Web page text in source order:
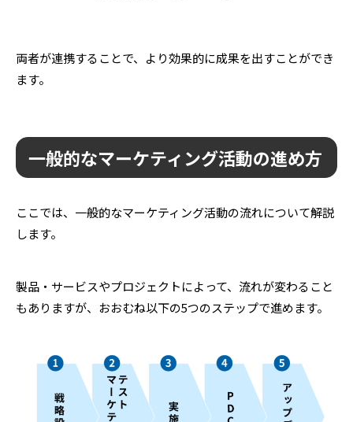
両者が連携することで、より効果的に成果を出すことができ
ます。
一般的なマーケティング活動の進め方
ここでは、一般的なマーケティング活動の流れについて解説
します。
製品・サービスやプロジェクトによって、流れが変わること
もありますが、おおむね以下の5つのステップで進めます。